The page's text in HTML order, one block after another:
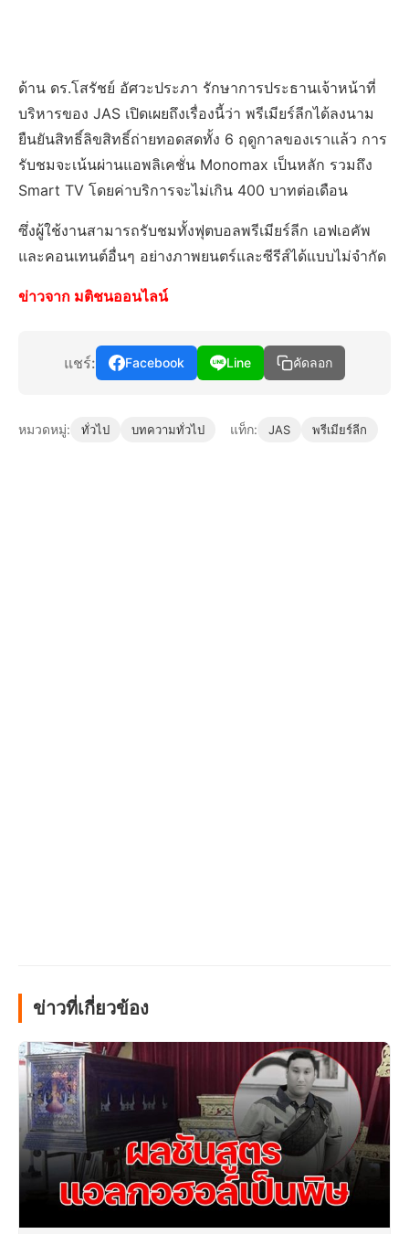
ด้าน ดร.โสรัชย์ อัศวะประภา รักษาการประธานเจ้าหน้าที่
บริหารของ JAS เปิดเผยถึงเรื่องนี้ว่า พรีเมียร์ลีกได้ลงนาม
ยืนยันสิทธิ์ลิขสิทธิ์ถ่ายทอดสดทั้ง 6 ฤดูกาลของเราแล้ว การ
รับชมจะเน้นผ่านแอพลิเคชั่น Monomax เป็นหลัก รวมถึง
Smart TV โดยค่าบริการจะไม่เกิน 400 บาทต่อเดือน
ซึ่งผู้ใช้งานสามารถรับชมทั้งฟุตบอลพรีเมียร์ลีก เอฟเอคัพ
และคอนเทนต์อื่นๆ อย่างภาพยนตร์และซีรีส์ได้แบบไม่จำกัด
ข่าวจาก มติชนออนไลน์
แชร์: Facebook Line คัดลอก
หมวดหมู่: ทั่วไป บทความทั่วไป แท็ก: JAS พรีเมียร์ลีก
ข่าวที่เกี่ยวข้อง